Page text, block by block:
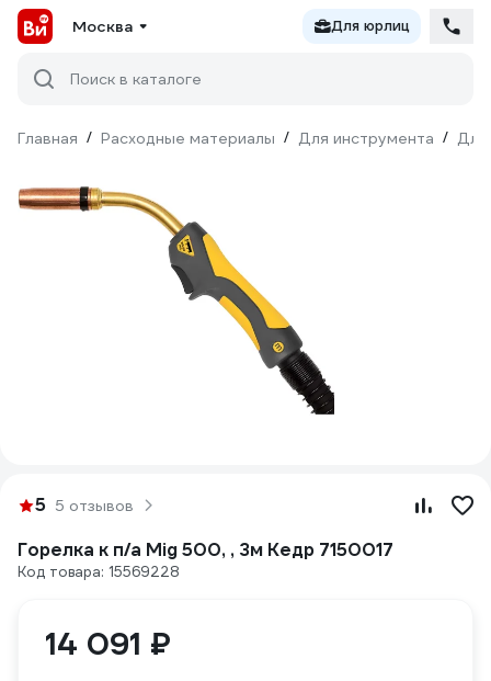
Москва Для юрлиц
Поиск в каталоге
Главная / Расходные материалы / Для инструмента / Для
5 5 отзывов
Горелка к п/а Mig 500, , 3м Кедр 7150017
Код товара: 15569228
14 091 ₽